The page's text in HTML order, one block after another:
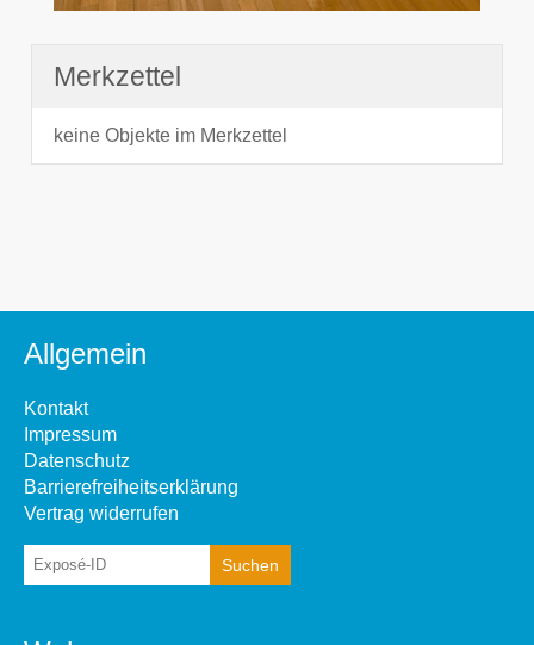
Merkzettel
keine Objekte im Merkzettel
Allgemein
Kontakt
Impressum
Datenschutz
Barrierefreiheitserklärung
Vertrag widerrufen